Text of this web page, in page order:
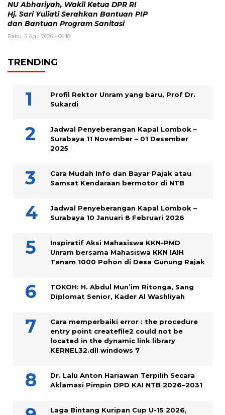
NU Abhariyah, Wakil Ketua DPR RI
Hj. Sari Yuliati Serahkan Bantuan PIP
dan Bantuan Program Sanitasi
Rabu, 5 Agu 2026 - 06:18
TRENDING
Profil Rektor Unram yang baru, Prof Dr.
Sukardi
Jadwal Penyeberangan Kapal Lombok –
Surabaya 11 November – 01 Desember
2025
Cara Mudah Info dan Bayar Pajak atau
Samsat Kendaraan bermotor di NTB
Jadwal Penyeberangan Kapal Lombok –
Surabaya 10 Januari 8 Februari 2026
Inspiratif Aksi Mahasiswa KKN-PMD
Unram bersama Mahasiswa KKN IAIH
Tanam 1000 Pohon di Desa Gunung Rajak
TOKOH: H. Abdul Mun’im Ritonga, Sang
Diplomat Senior, Kader Al Washliyah
Cara memperbaiki error : the procedure
entry point createfile2 could not be
located in the dynamic link library
KERNEL32.dll windows 7
Dr. Lalu Anton Hariawan Terpilih Secara
Aklamasi Pimpin DPD KAI NTB 2026–2031
Laga Bintang Kuripan Cup U-15 2026,